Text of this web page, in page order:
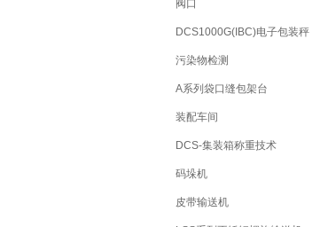
阀口
DCS1000G(IBC)电子包装秤
污染物检测
A系列袋口缝包架台
装配车间
DCS-集装箱称重技术
码垛机
皮带输送机